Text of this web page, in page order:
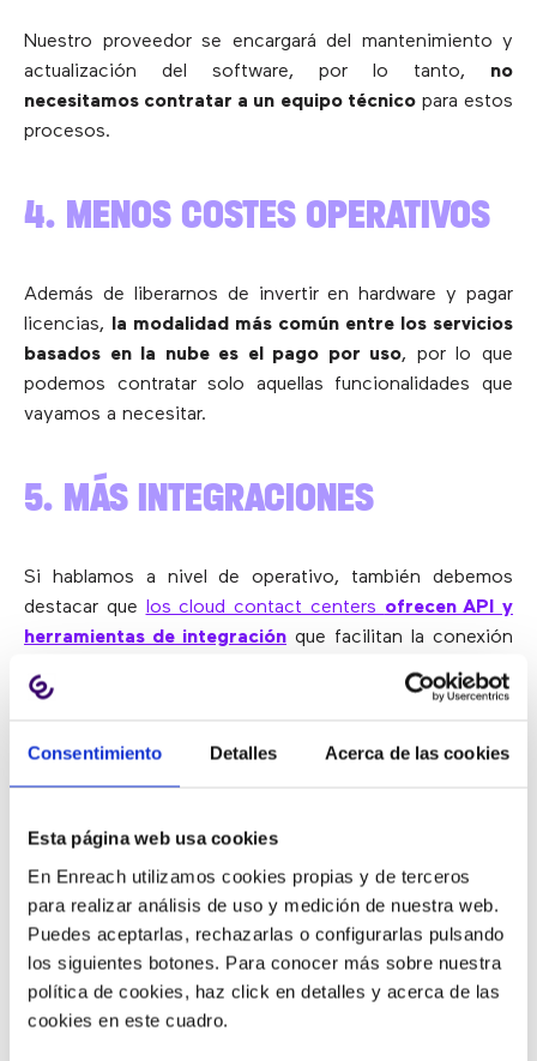
Consentimiento Detalles Acerca de las cookies
Esta página web usa cookies
En Enreach utilizamos cookies propias y de terceros
para realizar análisis de uso y medición de nuestra web.
Puedes aceptarlas, rechazarlas o configurarlas pulsando
los siguientes botones. Para conocer más sobre nuestra
política de cookies, haz click en detalles y acerca de las
cookies en este cuadro.
Nuestro proveedor se encargará del mantenimiento y
actualización del software, por lo tanto, no
necesitamos contratar a un equipo técnicopara estos
procesos.
4. MENOS COSTES OPERATIVOS
Además de liberarnos de invertir en hardware y pagar
licencias,
la modalidad más común entre los servicios
basados en la nube es el pago por uso, por lo que
podemos contratar solo aquellas funcionalidades que
vayamos a necesitar.
5. MÁS INTEGRACIONES
Si hablamos a nivel de operativo, también debemos
destacar que
los cloud contact centers ofrecen API y
herramientas de integración que facilitan la conexión
de otros sistemas existentes como, por ejemplo, un
gestor de clientes (CRM).
6. MÁS SEGURIDAD
mucho más vulnerables en un servidor local
empresa que en un data center alojado en la nube.
Estos proveedores están sujetos a cumplir normativas
muy estrictas de GDPR o HIPAA, además de tener
infraestructuras de máxima seguridad.